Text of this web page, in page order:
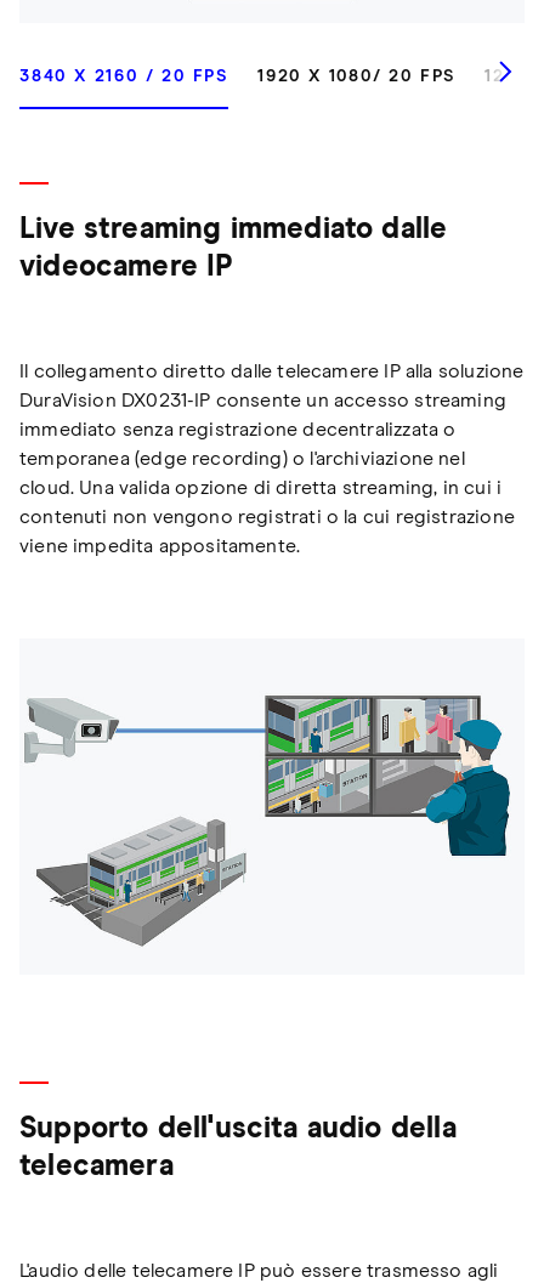
3840 X 2160 / 20 FPS 1920 X 1080/ 20 FPS 1280
Live streaming immediato dalle
videocamere IP
Il collegamento diretto dalle telecamere IP alla soluzione
DuraVision DX0231-IP consente un accesso streaming
immediato senza registrazione decentralizzata o
temporanea (edge recording) o l'archiviazione nel
cloud. Una valida opzione di diretta streaming, in cui i
contenuti non vengono registrati o la cui registrazione
viene impedita appositamente.
Supporto dell'uscita audio della
telecamera
L'audio delle telecamere IP può essere trasmesso agli